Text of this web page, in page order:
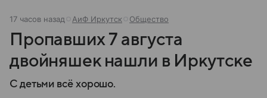
17 часов назад АиФ Иркутск Общество
Пропавших 7 августа
двойняшек нашли в Иркутске
С детьми всё хорошо.